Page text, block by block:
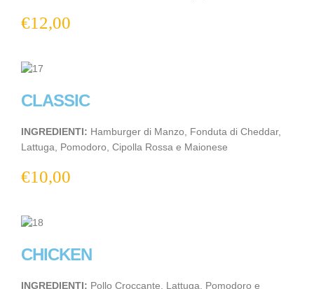
€12,00
CLASSIC
INGREDIENTI: Hamburger di Manzo, Fonduta di Cheddar,
Lattuga, Pomodoro, Cipolla Rossa e Maionese
€10,00
CHICKEN
INGREDIENTI: Pollo Croccante, Lattuga, Pomodoro e